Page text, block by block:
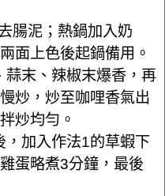
腸泥；熱鍋加入奶
面上色後起鍋備用。
蒜末、辣椒末爆香，再
炒，炒至咖哩香氣出
炒均勻。
加入作法1的草蝦下
蛋略煮3分鐘，最後